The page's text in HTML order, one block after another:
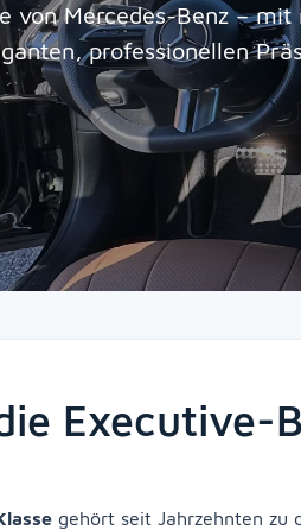
von Mercedes-Benz –
professionellen
Executive-
gehört seit Jahrzehnten zu